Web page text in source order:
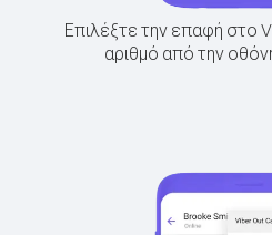
Επιλέξτε την επαφή στο
αριθμό από την